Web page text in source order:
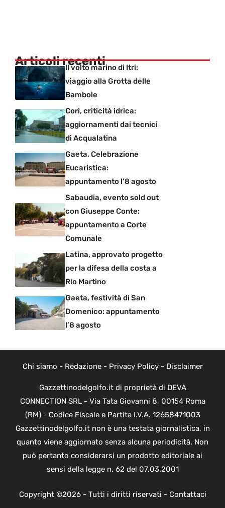
Articoli recenti
Il volto marino di Itri:
viaggio alla Grotta delle
Bambole
Cori, criticità idrica:
aggiornamenti dai tecnici
di Acqualatina
Gaeta, Celebrazione
Eucaristica:
appuntamento l’8 agosto
Sabaudia, evento sold out
con Giuseppe Conte:
appuntamento a Corte
Comunale
Latina, approvato progetto
per la difesa della costa a
Rio Martino
Gaeta, festività di San
Domenico: appuntamento
l’8 agosto
Chi siamo - Redazione- Privacy Policy- Disclaimer
Gazzettinodelgolfo.it di proprietà di DEVA
CONNECTION SRL - Via Tata Giovanni 8, 00154 Roma
(RM) - Codice Fiscale e Partita I.V.A. 12658471003
Gazzettinodelgolfo.it non è una testata giornalistica, in
quanto viene aggiornato senza alcuna periodicità. Non
può pertanto considerarsi un prodotto editoriale ai
sensi della legge n. 62 del 07.03.2001
Copyright ©2026 - Tutti i diritti riservati - Contattaci